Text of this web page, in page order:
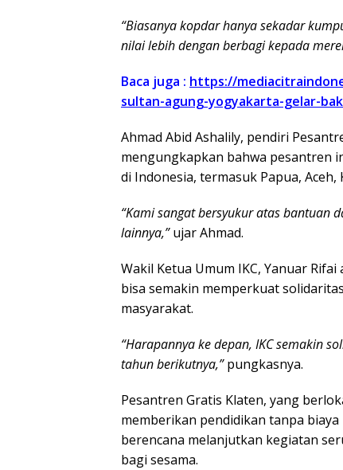
“Biasanya kopdar hanya sekadar
nilai lebih dengan berbagi kepada
Baca juga : https://
sultan-agung-yogyakarta-gelar-
Ahmad Abid Ashalily, pendiri
mengungkapkan bahwa pesantren
di Indonesia, termasuk Papua, Aceh,
“Kami sangat bersyukur atas bantuan
lainnya,”ujar Ahmad.
Wakil Ketua Umum IKC, Yanuar
bisa semakin memperkuat
masyarakat.
“Harapannya ke depan, IKC semakin
tahun berikutnya,”pungkasnya.
Pesantren Gratis Klaten, yang
memberikan pendidikan tanpa
berencana melanjutkan kegiatan
bagi sesama.